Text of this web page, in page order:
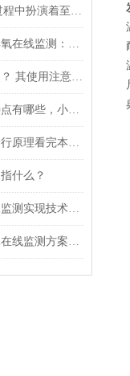
发酵pH电极在发酵过程中扮演着至关重要的角色
污水处理曝气池溶解氧在线监测：控制策略与节能优化
复合电极有何优缺点？ 其使用注意事项是什么？
在线污水溶氧仪的特点有哪些，小编带你了解一下
关于余氯分析仪的运行原理看完本篇你就知道了
什么？
上海污水处理厂进水监测实现技术突破，博取仪器参数系统助力智慧水务升级
食品饮料行业纯化水在线监测方案：GMP与FDA合规要求全覆盖